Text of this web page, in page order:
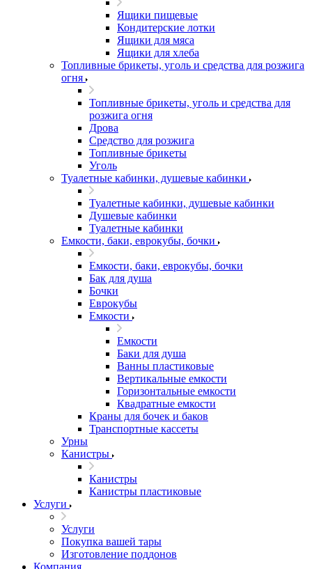
Ящики пищевые
Кондитерские лотки
Ящики для мяса
Ящики для хлеба
Топливные брикеты, уголь и средства для розжига
огня
Топливные брикеты, уголь и средства для
розжига огня
Дрова
Средство для розжига
Топливные брикеты
Уголь
Туалетные кабинки, душевые кабинки
Туалетные кабинки, душевые кабинки
Душевые кабинки
Туалетные кабинки
Емкости, баки, еврокубы, бочки
Емкости, баки, еврокубы, бочки
Бак для душа
Бочки
Еврокубы
Емкости
Емкости
Баки для душа
Ванны пластиковые
Вертикальные емкости
Горизонтальные емкости
Квадратные емкости
Краны для бочек и баков
Транспортные кассеты
Урны
Канистры
Канистры
Канистры пластиковые
Услуги
Услуги
Покупка вашей тары
Изготовление поддонов
Компания